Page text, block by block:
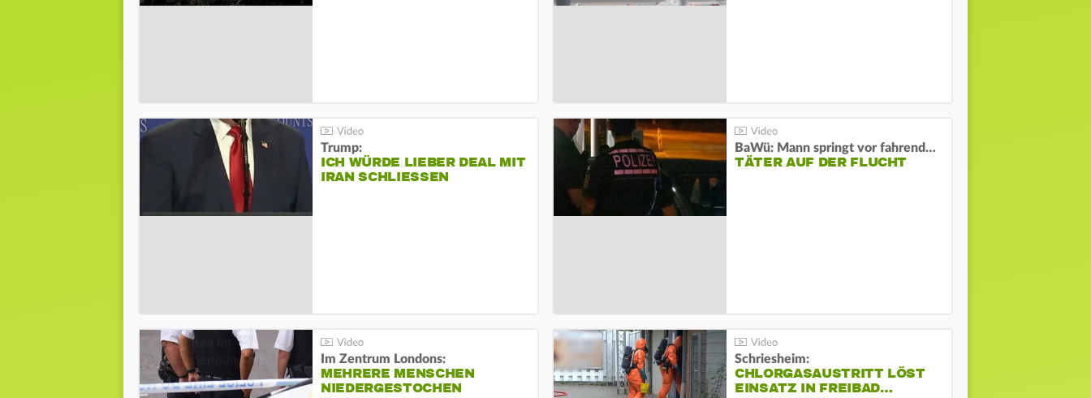
Trump:
ICH WÜRDE LIEBER DEAL MIT
IRAN SCHLIESSEN
BaWü: Mann springt vor fahrendes Auto und schießt
TÄTER AUF DER FLUCHT
Im Zentrum Londons:
MEHRERE MENSCHEN
NIEDERGESTOCHEN
Schriesheim:
CHLORGASAUSTRITT LÖST
EINSATZ IN FREIBAD…